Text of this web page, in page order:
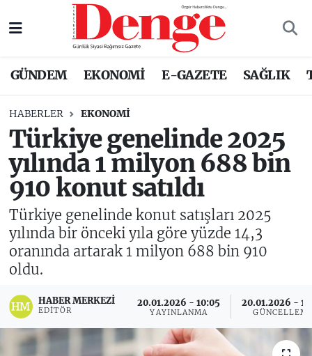
GÜNDEM EKONOMİ E-GAZETE SAĞLIK
HABERLER EKONOMİ
Türkiye genelinde 2025
yılında 1 milyon 688 bin
910 konut satıldı
Türkiye genelinde konut satışları 2025
yılında bir önceki yıla göre yüzde 14,3
oranında artarak 1 milyon 688 bin 910
oldu.
HABER MERKEZI
EDITÖR
20.01.2026 - 10:05
YAYINLANMA
20.01.2026 -
Nöbetçi Eczaneler
Trafik Durumu
Süper Lig Puan Durumu ve Fikstür
Tüm Manşetler
Son Dakika Haberleri
Haber Arşivi